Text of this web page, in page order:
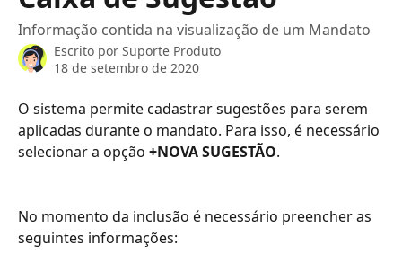
Informação contida na visualização de um Mandato
Escrito por Suporte Produto
18 de setembro de 2020
O sistema permite cadastrar sugestões para serem
aplicadas durante o mandato. Para isso, é necessário
selecionar a opção +NOVA SUGESTÃO.
No momento da inclusão é necessário preencher as
seguintes informações: